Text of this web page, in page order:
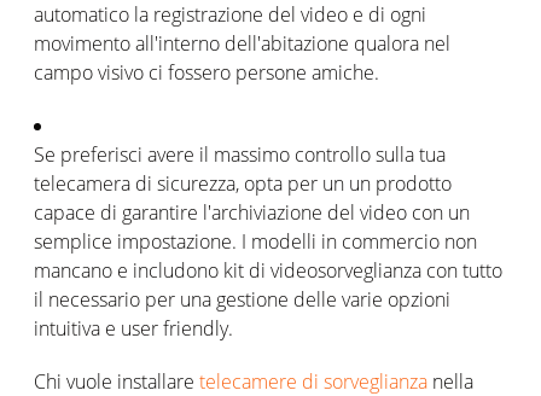
automatico la registrazione del video e di ogni
movimento all'interno dell'abitazione qualora nel
campo visivo ci fossero persone amiche.
Se preferisci avere il massimo controllo sulla tua
telecamera di sicurezza, opta per un un prodotto
capace di garantire l'archiviazione del video con un
semplice impostazione. I modelli in commercio non
mancano e includono kit di videosorveglianza con tutto
il necessario per una gestione delle varie opzioni
intuitiva e user friendly.
Chi vuole installare telecamere di sorveglianza nella